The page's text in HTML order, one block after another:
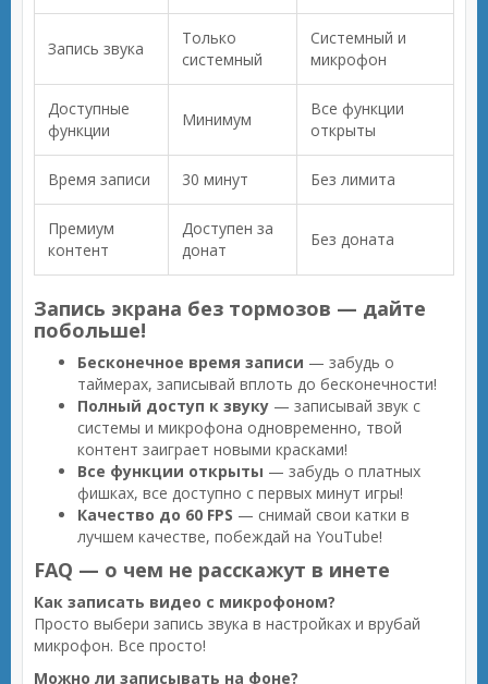
Запись звука
Только
системный
Системный и
микрофон
Доступные
функции
Минимум
Все функции
открыты
Время записи 30 минут Без лимита
Премиум
контент
Доступен за
донат
Без доната
Запись экрана без тормозов — дайте
побольше!
Бесконечное время записи — забудь о
таймерах, записывай вплоть до бесконечности!
Полный доступ к звуку — записывай звук с
системы и микрофона одновременно, твой
контент заиграет новыми красками!
Все функции открыты — забудь о платных
фишках, все доступно с первых минут игры!
Качество до 60 FPS — снимай свои катки в
лучшем качестве, побеждай на YouTube!
FAQ — о чем не расскажут в инете
Как записать видео с микрофоном?
Просто выбери запись звука в настройках и врубай
микрофон. Все просто!
Можно ли записывать на фоне?